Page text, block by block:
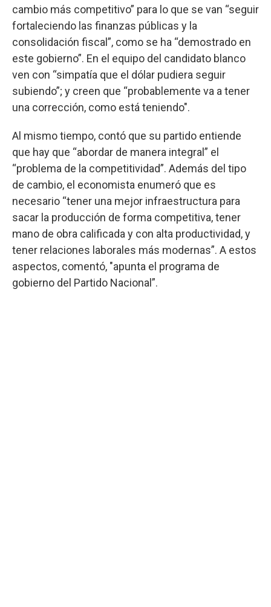
cambio más competitivo” para lo que se van “seguir
fortaleciendo las finanzas públicas y la
consolidación fiscal”, como se ha “demostrado en
este gobierno”. En el equipo del candidato blanco
ven con “simpatía que el dólar pudiera seguir
subiendo”; y creen que “probablemente va a tener
una corrección, como está teniendo".
Al mismo tiempo, contó que su partido entiende
que hay que “abordar de manera integral” el
“problema de la competitividad”. Además del tipo
de cambio, el economista enumeró que es
necesario “tener una mejor infraestructura para
sacar la producción de forma competitiva, tener
mano de obra calificada y con alta productividad, y
tener relaciones laborales más modernas”. A estos
aspectos, comentó, "apunta el programa de
gobierno del Partido Nacional”.